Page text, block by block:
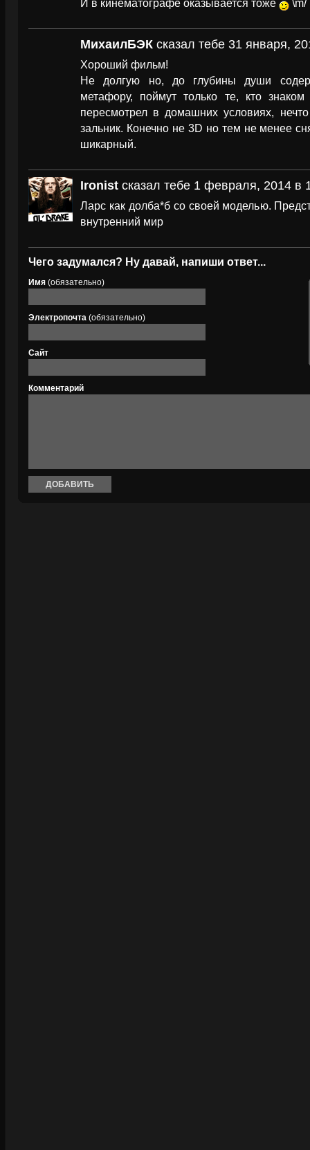
И в кинематографе оказывается тоже \m/
МихаилБЭК сказал тебе 31 января,
Хороший фильм!
Не долгую но, до глубины души
метафору, поймут только те, кто
пересмотрел в домашних условиях,
зальник. Конечно не 3D но тем не менее
шикарный.
Ironist сказал тебе 1 февраля, 2014 в
Ларс как долба*б со своей моделью.
внутренний мир
Чего задумался? Ну давай, напиши ответ...
Имя (обязательно)
Электропочта (обязательно)
Сайт
Комментарий